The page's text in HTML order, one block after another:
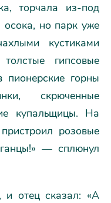
торчала из-под
осока, но парк уже
кустиками
гипсовые
пионерские горны
скрюченные
купальщицы. На
розовые
— сплюнул
и отец сказал: «А